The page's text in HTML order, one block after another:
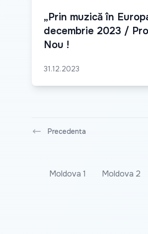
„Prin muzică în
decembrie 2023 /
Nou !
31.12.2023
Precedenta
Moldova 1 Moldova 2